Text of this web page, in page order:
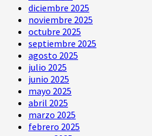
diciembre 2025
noviembre 2025
octubre 2025
septiembre 2025
agosto 2025
julio 2025
junio 2025
mayo 2025
abril 2025
marzo 2025
febrero 2025